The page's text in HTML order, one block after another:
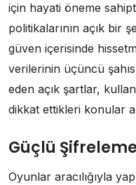
için hayati öneme
politikalarının açık bir
güven içerisinde
verilerinin üçüncü
eden açık şartlar,
dikkat ettikleri konular
Güçlü
Oyunlar aracılığıyla